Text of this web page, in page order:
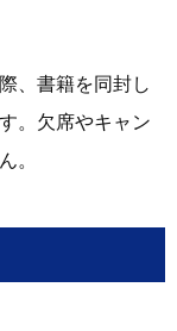
、書籍を同封し
。欠席やキャン
。